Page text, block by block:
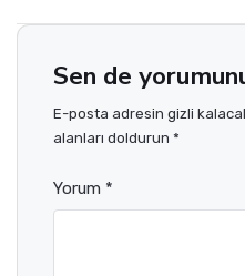
Sen de
E-posta adresin gizli
alanları doldurun *
Yorum *